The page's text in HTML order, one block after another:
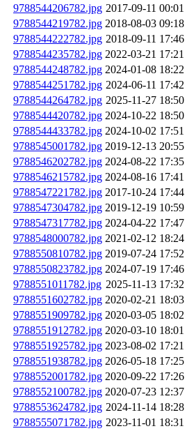
9788544206782.jpg 2017-09-11 00:01
9788544219782.jpg 2018-08-03 09:18
9788544222782.jpg 2018-09-11 17:46
9788544235782.jpg 2022-03-21 17:21
9788544248782.jpg 2024-01-08 18:22
9788544251782.jpg 2024-06-11 17:42
9788544264782.jpg 2025-11-27 18:50
9788544420782.jpg 2024-10-22 18:50
9788544433782.jpg 2024-10-02 17:51
9788545001782.jpg 2019-12-13 20:55
9788546202782.jpg 2024-08-22 17:35
9788546215782.jpg 2024-08-16 17:41
9788547221782.jpg 2017-10-24 17:44
9788547304782.jpg 2019-12-19 10:59
9788547317782.jpg 2024-04-22 17:47
9788548000782.jpg 2021-02-12 18:24
9788550810782.jpg 2019-07-24 17:52
9788550823782.jpg 2024-07-19 17:46
9788551011782.jpg 2025-11-13 17:32
9788551602782.jpg 2020-02-21 18:03
9788551909782.jpg 2020-03-05 18:02
9788551912782.jpg 2020-03-10 18:01
9788551925782.jpg 2023-08-02 17:21
9788551938782.jpg 2026-05-18 17:25
9788552001782.jpg 2020-09-22 17:26
9788552100782.jpg 2020-07-23 12:37
9788553624782.jpg 2024-11-14 18:28
9788555071782.jpg 2023-11-01 18:31